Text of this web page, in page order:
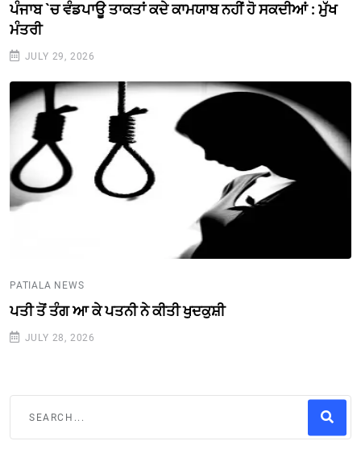
ਪੰਜਾਬ `ਚ ਵੰਡਪਾਊ ਤਾਕਤਾਂ ਕਦੇ ਕਾਮਯਾਬ ਨਹੀਂ ਹੋ ਸਕਦੀਆਂ : ਮੁੱਖ
ਮੰਤਰੀ
JULY 29, 2026
PATIALA NEWS
ਪਤੀ ਤੋਂ ਤੰਗ ਆ ਕੇ ਪਤਨੀ ਨੇ ਕੀਤੀ ਖੁਦਕੁਸ਼ੀ
JULY 28, 2026